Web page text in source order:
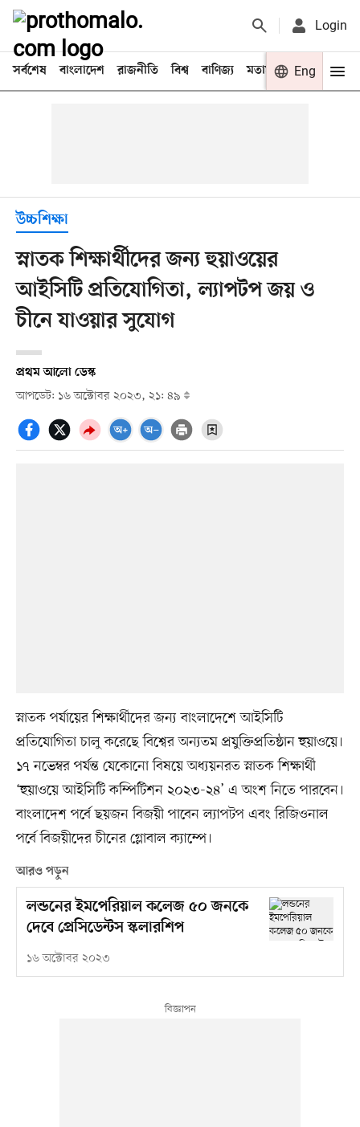
Login
সর্বশেষ বাংলাদেশ রাজনীতি বিশ্ব বাণিজ্য মতামত খেলা
Eng
উচ্চশিক্ষা
স্নাতক শিক্ষার্থীদের জন্য হুয়াওয়ের
আইসিটি প্রতিযোগিতা, ল্যাপটপ জয় ও
চীনে যাওয়ার সুযোগ
প্রথম আলো ডেস্ক
আপডেট: ১৬ অক্টোবর ২০২৩, ২১: ৪৯
স্নাতক পর্যায়ের শিক্ষার্থীদের জন্য বাংলাদেশে আইসিটি
প্রতিযোগিতা চালু করেছে বিশ্বের অন্যতম প্রযুক্তিপ্রতিষ্ঠান হুয়াওয়ে।
১৭ নভেম্বর পর্যন্ত যেকোনো বিষয়ে অধ্যয়নরত স্নাতক শিক্ষার্থী
‘হুয়াওয়ে আইসিটি কম্পিটিশন ২০২৩-২৪’ এ অংশ নিতে পারবেন।
বাংলাদেশ পর্বে ছয়জন বিজয়ী পাবেন ল্যাপটপ এবং রিজিওনাল
পর্বে বিজয়ীদের চীনের গ্লোবাল ক্যাম্পে।
আরও পড়ুন
লন্ডনের ইমপেরিয়াল কলেজ ৫০ জনকে
দেবে প্রেসিডেন্টস স্কলারশিপ
১৬ অক্টোবর ২০২৩